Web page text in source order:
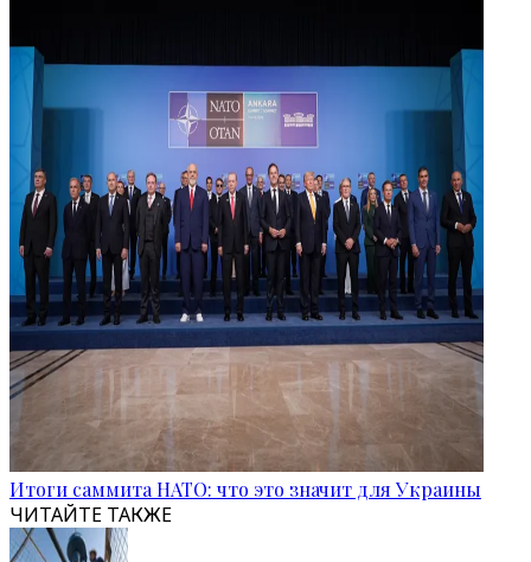
Итоги саммита НАТО: что это значит для Украины
ЧИТАЙТЕ ТАКЖЕ